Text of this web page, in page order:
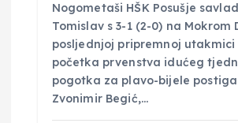
Nogometaši HŠK Posušje
Tomislav s 3-1 (2-0) na Mokrom
posljednjoj pripremnoj utakmici
početka prvenstva idućeg
pogotka za plavo-bijele
Zvonimir Begić,…